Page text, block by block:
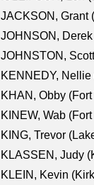
JACKSON, Grant
JOHNSON,
JOHNSTON,
KENNEDY,
KHAN, Obby
KINEW, Wab
KING, Trevor
KLASSEN, Judy
KLEIN, Kevin